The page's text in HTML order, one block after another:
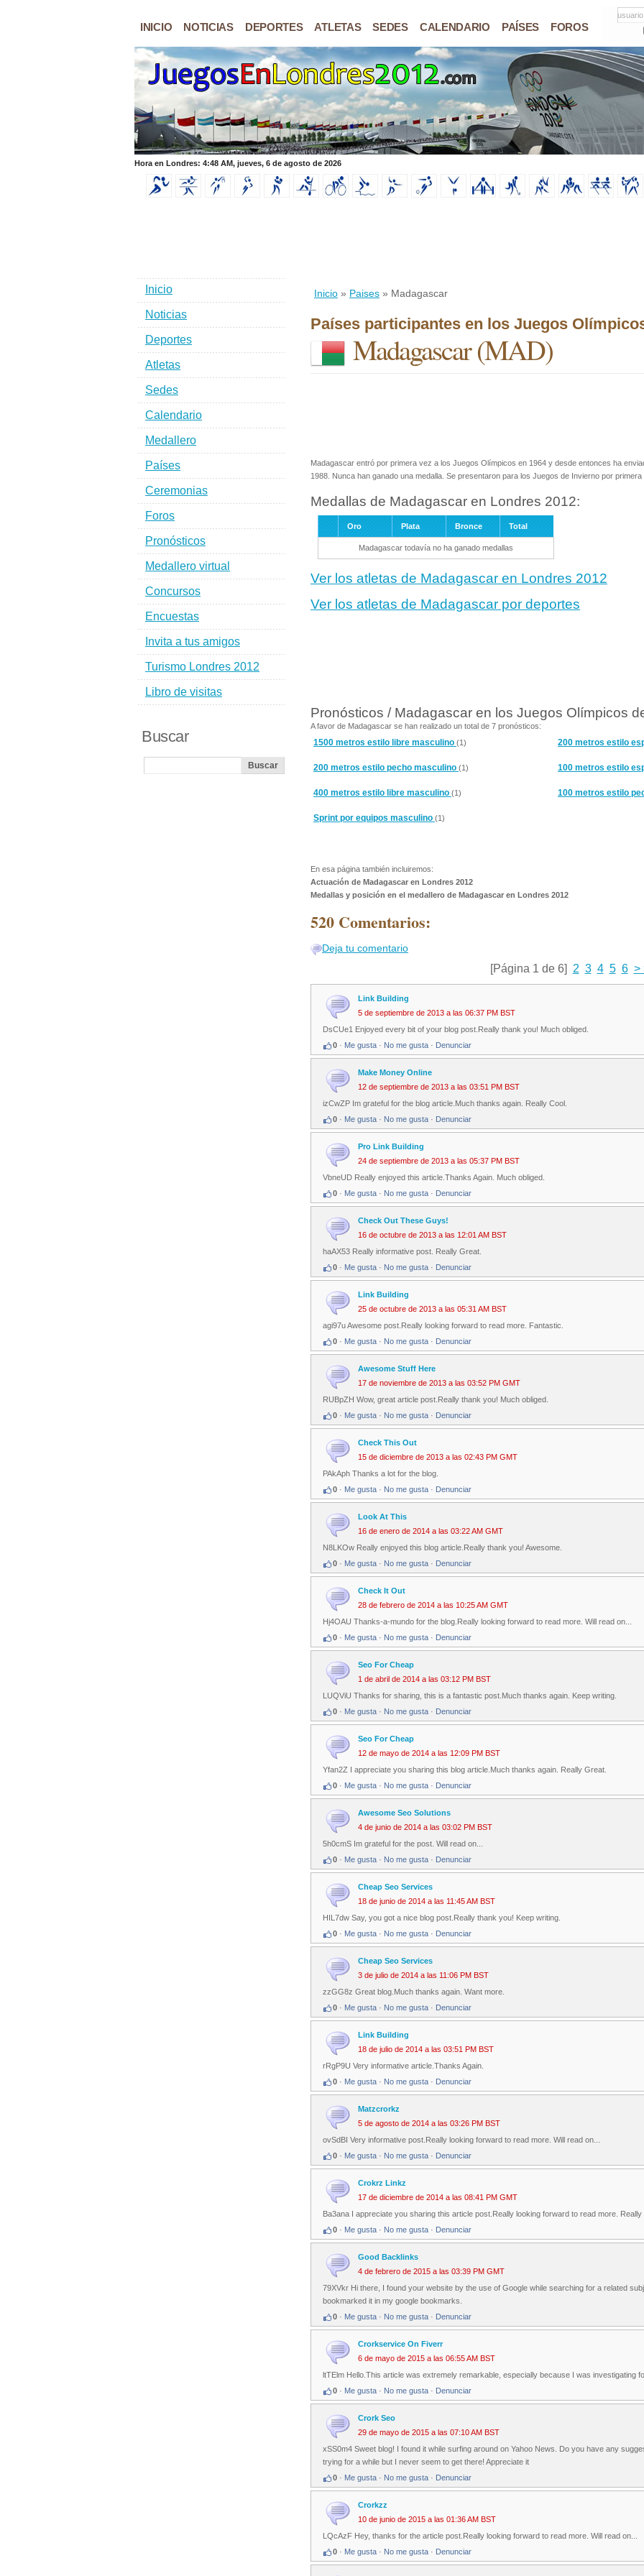
INICIO NOTICIAS DEPORTES ATLETAS SEDES CALENDARIO PAÍSES FOROS
Hora en Londres: 4:48 AM, jueves, 6 de agosto de 2026
Inicio » Paises » Madagascar
Países participantes en los Juegos
Madagascar(MAD)
Madagascar entró por primera vez a los Juegos Olímpicos en 1964 y desde entonces ha
1988. Nunca han ganado una medalla. Se presentaron para los Juegos de Invierno por
Medallas de Madagascar en Londres 2012:
Oro Plata Bronce Total
Madagascar todavía no ha ganado medallas
Ver los atletas de Madagascar en Londres 2012
Ver los atletas de Madagascar por deportes
Pronósticos / Madagascar en los Juegos Olímpicos
A favor de Madagascar se han realizado un total de 7 pronósticos:
1500 metros estilo libre masculino (1) 200 metros estilo
200 metros estilo pecho masculino (1) 100 metros estilo
400 metros estilo libre masculino (1) 100 metros estilo
Sprint por equipos masculino (1)
En esa página también incluiremos:
Actuación de Madagascar en Londres 2012
Medallas y posición en el medallero de Madagascar en Londres 2012
520 Comentarios:
Deja tu comentario
[Página 1 de 6] 2 3 4 5 6 >
Link Building
5 de septiembre de 2013 a las 06:37 PM BST
DsCUe1 Enjoyed every bit of your blog post.Really thank you! Much obliged.
0 · Me gusta · No me gusta · Denunciar
Make Money Online
12 de septiembre de 2013 a las 03:51 PM BST
izCwZP Im grateful for the blog article.Much thanks again. Really Cool.
0 · Me gusta · No me gusta · Denunciar
Pro Link Building
24 de septiembre de 2013 a las 05:37 PM BST
VbneUD Really enjoyed this article.Thanks Again. Much obliged.
0 · Me gusta · No me gusta · Denunciar
Check Out These Guys!
16 de octubre de 2013 a las 12:01 AM BST
haAX53 Really informative post. Really Great.
0 · Me gusta · No me gusta · Denunciar
Link Building
25 de octubre de 2013 a las 05:31 AM BST
agi97u Awesome post.Really looking forward to read more. Fantastic.
0 · Me gusta · No me gusta · Denunciar
Awesome Stuff Here
17 de noviembre de 2013 a las 03:52 PM GMT
RUBpZH Wow, great article post.Really thank you! Much obliged.
0 · Me gusta · No me gusta · Denunciar
Check This Out
15 de diciembre de 2013 a las 02:43 PM GMT
PAkAph Thanks a lot for the blog.
0 · Me gusta · No me gusta · Denunciar
Look At This
16 de enero de 2014 a las 03:22 AM GMT
N8LKOw Really enjoyed this blog article.Really thank you! Awesome.
0 · Me gusta · No me gusta · Denunciar
Check It Out
28 de febrero de 2014 a las 10:25 AM GMT
Hj4OAU Thanks-a-mundo for the blog.Really looking forward to read more. Will read on...
0 · Me gusta · No me gusta · Denunciar
Seo For Cheap
1 de abril de 2014 a las 03:12 PM BST
LUQViU Thanks for sharing, this is a fantastic post.Much thanks again. Keep writing.
0 · Me gusta · No me gusta · Denunciar
Seo For Cheap
12 de mayo de 2014 a las 12:09 PM BST
Yfan2Z I appreciate you sharing this blog article.Much thanks again. Really Great.
0 · Me gusta · No me gusta · Denunciar
Awesome Seo Solutions
4 de junio de 2014 a las 03:02 PM BST
5h0cmS Im grateful for the post. Will read on...
0 · Me gusta · No me gusta · Denunciar
Cheap Seo Services
18 de junio de 2014 a las 11:45 AM BST
HIL7dw Say, you got a nice blog post.Really thank you! Keep writing.
0 · Me gusta · No me gusta · Denunciar
Cheap Seo Services
3 de julio de 2014 a las 11:06 PM BST
zzGG8z Great blog.Much thanks again. Want more.
0 · Me gusta · No me gusta · Denunciar
Link Building
18 de julio de 2014 a las 03:51 PM BST
rRgP9U Very informative article.Thanks Again.
0 · Me gusta · No me gusta · Denunciar
Matzcrorkz
5 de agosto de 2014 a las 03:26 PM BST
ovSdBI Very informative post.Really looking forward to read more. Will read on...
0 · Me gusta · No me gusta · Denunciar
Crokrz Linkz
17 de diciembre de 2014 a las 08:41 PM GMT
Ba3ana I appreciate you sharing this article post.Really looking forward to read more. Really
0 · Me gusta · No me gusta · Denunciar
Good Backlinks
4 de febrero de 2015 a las 03:39 PM GMT
79XVkr Hi there, I found your website by the use of Google while searching for a related
bookmarked it in my google bookmarks.
0 · Me gusta · No me gusta · Denunciar
Crorkservice On Fiverr
6 de mayo de 2015 a las 06:55 AM BST
ltTElm Hello.This article was extremely remarkable, especially because I was investigating
0 · Me gusta · No me gusta · Denunciar
Crork Seo
29 de mayo de 2015 a las 07:10 AM BST
xSS0m4 Sweet blog! I found it while surfing around on Yahoo News. Do you have any
trying for a while but I never seem to get there! Appreciate it
0 · Me gusta · No me gusta · Denunciar
Crorkzz
10 de junio de 2015 a las 01:36 AM BST
LQcAzF Hey, thanks for the article post.Really looking forward to read more. Will read on...
0 · Me gusta · No me gusta · Denunciar
Inicio
Noticias
Deportes
Atletas
Sedes
Calendario
Medallero
Países
Ceremonias
Foros
Pronósticos
Medallero virtual
Concursos
Encuestas
Invita a tus amigos
Turismo Londres 2012
Libro de visitas
Buscar